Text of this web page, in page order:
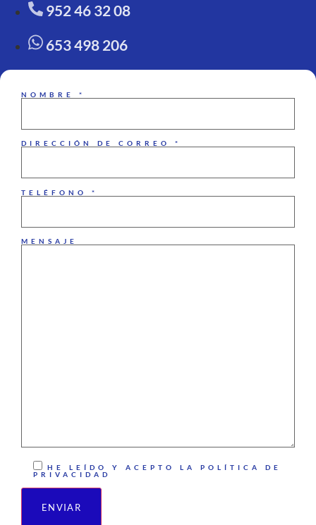
952 46 32 08
653 498 206
NOMBRE *
DIRECCIÓN DE CORREO *
TELÉFONO *
MENSAJE
HE LEÍDO Y ACEPTO LA POLÍTICA DE
PRIVACIDAD